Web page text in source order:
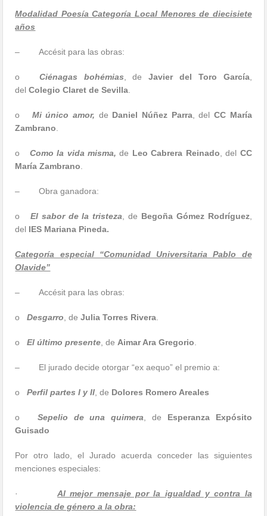
Modalidad Poesía Categoría Local Menores de diecisiete
años
– Accésit para las obras:
o Ciénagas bohémias , deJavier del Toro García,
delColegio Claret de Sevilla
o Mi único amor, de Daniel Núñez Parra, del CC María
Zambrano
o Como la vida misma, de Leo Cabrera Reinado , del CC
María Zambrano
– Obra ganadora:
o El sabor de la tristeza , de Begoña Gómez Rodríguez,
del IES Mariana Pineda.
Categoría especial “Comunidad Universitaria Pablo de
Olavide”
– Accésit para las obras:
oDesgarro , deJulia Torres Rivera
oEl último presente , de Aimar Ara Gregorio
– El jurado decide otorgar “ex aequo” el premio a:
oPerfil partes I y II , de Dolores Romero Areales
o Sepelio de una quimera , de Esperanza Expósito
Guisado
Por otro lado, el Jurado acuerda conceder las siguientes
menciones especiales:
·Al mejor mensaje por la igualdad y contra la
violencia de género a la obra: